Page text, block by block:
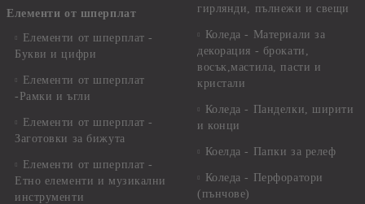
Елементи от шперплат
Елементи от шперплат -
Букви и цифри
Елементи от шперплат
-Рамки и ъгли
Елементи от шперплат -
Заготовки за бижута
Елементи от шперплат -
Етно елементи и музикални
инструменти
гирлянди, пълнежи и свещи
Коледа - Материали за
декорация - брокати,
восък,мастила, пасти и
кристали
Коледа - Панделки, ширити
и конци
Коелда - Папки за релеф
Коледа - Перфоратори
(пънчове)